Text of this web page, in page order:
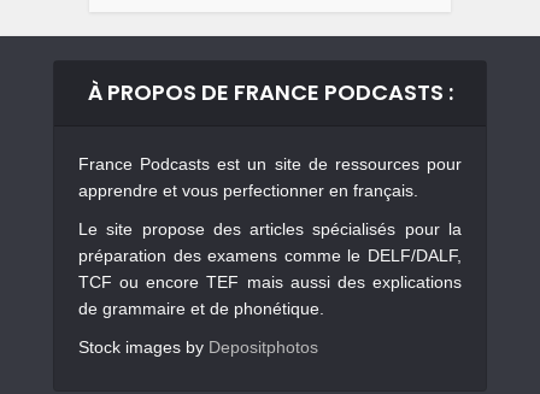
À PROPOS DE FRANCE PODCASTS :
France Podcasts est un site de ressources pour
apprendre et vous perfectionner en français.
Le site propose des articles spécialisés pour la
préparation des examens comme le DELF/DALF,
TCF ou encore TEF mais aussi des explications
de grammaire et de phonétique.
Stock images by Depositphotos